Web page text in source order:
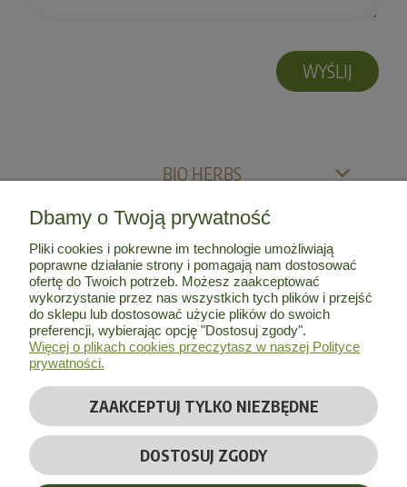
WYŚLIJ
BIO HERBS
MOJE KONTO
INFORMACJE
O NAS
© Copyright 2026 byBio Herbs| Wszelkie prawa zastrzeżone
Realizacja:
Dbamy o Twoją prywatność
Pliki cookies i pokrewne im technologie umożliwiają
poprawne działanie strony i pomagają nam dostosować
ofertę do Twoich potrzeb. Możesz zaakceptować
wykorzystanie przez nas wszystkich tych plików i przejść
do sklepu lub dostosować użycie plików do swoich
preferencji, wybierając opcję "Dostosuj zgody".
Więcej o plikach cookies przeczytasz w naszej Polityce
prywatności.
ZAAKCEPTUJ TYLKO NIEZBĘDNE
DOSTOSUJ ZGODY